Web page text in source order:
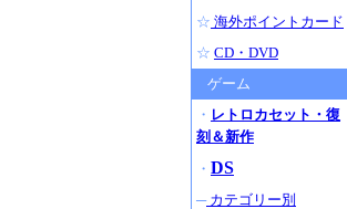
☆ 海外ポイントカード
☆ CD・DVD
ゲーム
・ レトロカセット・復
刻＆新作
・ DS
─カテゴリー別